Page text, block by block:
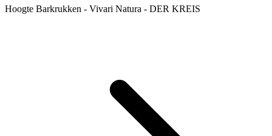
Hoogte Barkrukken - Vivari Natura - DER KREIS